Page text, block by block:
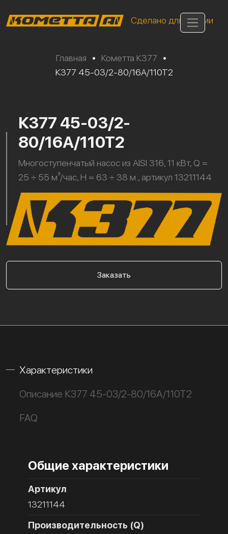
Сделано для России
Главная • Кометта К377
•
К377 45-03/2-80/16А/110Т2
К377 45-03/2-
80/16А/110Т2
Многоступенчатый насос из AISI 316, 11 кВт, Q =
25 ÷ 55 м³/час, H = 63 ÷ 38 м., артикул 13211144
Заказать
Характеристики
Описание К377 45-03/2-80/16А/110Т2
FAQ
Общие характеристики
Артикул
13211144
Производительность (Q)